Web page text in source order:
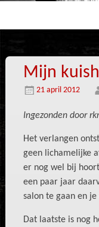
Mijn
21 april 2012
Ingezonden door
Het verlangen
geen lichamelijke
er nog wel bij
een paar jaar
salon te gaan en
Dat laatste is nog